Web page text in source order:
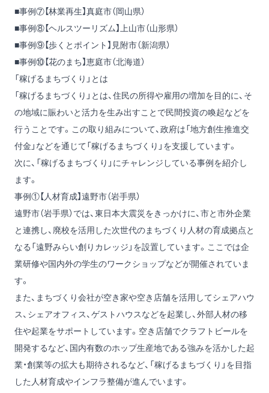
■事例⑦【林業再生】真庭市（岡山県）
■事例⑧【ヘルスツーリズム】上山市（山形県）
■事例⑨【歩くとポイント】見附市（新潟県）
■事例⑩【花のまち】恵庭市（北海道）
「稼げるまちづくり」とは
「稼げるまちづくり」とは、住民の所得や雇用の増加を目的に、そ
の地域に賑わいと活力を生み出すことで民間投資の喚起などを
行うことです。この取り組みについて、政府は「地方創生推進交
付金」などを通じて「稼げるまちづくり」を支援しています。
次に、「稼げるまちづくり」にチャレンジしている事例を紹介し
ます。
事例①【人材育成】遠野市（岩手県）
遠野市（岩手県）では、東日本大震災をきっかけに、市と市外企業
と連携し、廃校を活用した次世代のまちづくり人材の育成拠点と
なる「遠野みらい創りカレッジ」を設置しています。ここでは企
業研修や国内外の学生のワークショップなどが開催されていま
す。
また、まちづくり会社が空き家や空き店舗を活用してシェアハウ
ス、シェアオフィス、ゲストハウスなどを起業し、外部人材の移
住や起業をサポートしています。空き店舗でクラフトビールを
開発するなど、国内有数のホップ生産地である強みを活かした起
業・創業等の拡大も期待されるなど、「稼げるまちづくり」を目指
した人材育成やインフラ整備が進んでいます。